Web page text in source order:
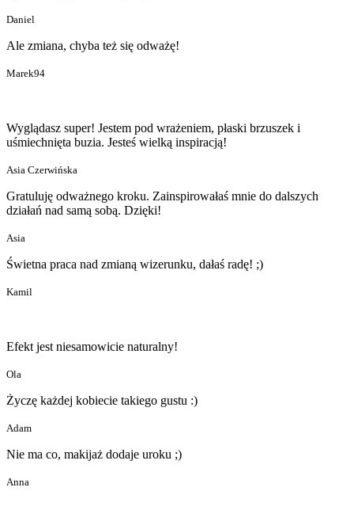
Daniel
Ale zmiana, chyba też się odważę!
Marek94
Wyglądasz super! Jestem pod wrażeniem, płaski brzuszek i
uśmiechnięta buzia. Jesteś wielką inspiracją!
Asia Czerwińska
Gratuluję odważnego kroku. Zainspirowałaś mnie do dalszych
działań nad samą sobą. Dzięki!
Asia
Świetna praca nad zmianą wizerunku, dałaś radę! ;)
Kamil
Efekt jest niesamowicie naturalny!
Ola
Życzę każdej kobiecie takiego gustu :)
Adam
Nie ma co, makijaż dodaje uroku ;)
Anna